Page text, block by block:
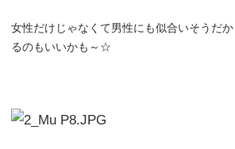
女性だけじゃなくて男性にも似合いそうだ
るのもいいかも～☆